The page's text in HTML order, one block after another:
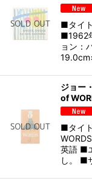
■タイ
■1962
ョン：
ジョー
of
■タイ
英語 ■
し。 ■